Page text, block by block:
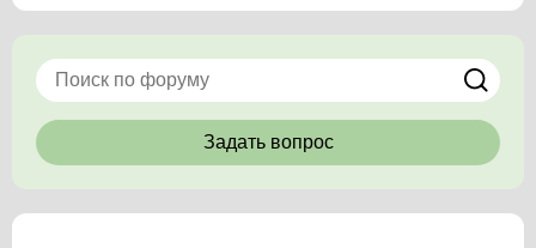
Задать вопрос